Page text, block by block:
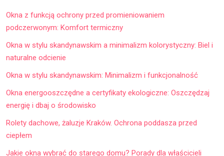
Okna z funkcją ochrony przed promieniowaniem
podczerwonym: Komfort termiczny
Okna w stylu skandynawskim a minimalizm kolorystyczny: Biel i
naturalne odcienie
Okna w stylu skandynawskim: Minimalizm i funkcjonalność
Okna energooszczędne a certyfikaty ekologiczne: Oszczędzaj
energię i dbaj o środowisko
Rolety dachowe, żaluzje Kraków. Ochrona poddasza przed
ciepłem
Jakie okna wybrać do starego domu? Porady dla właścicieli